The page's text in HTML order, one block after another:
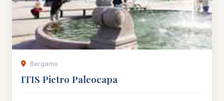
Bergamo
ITIS Pietro Paleocapa